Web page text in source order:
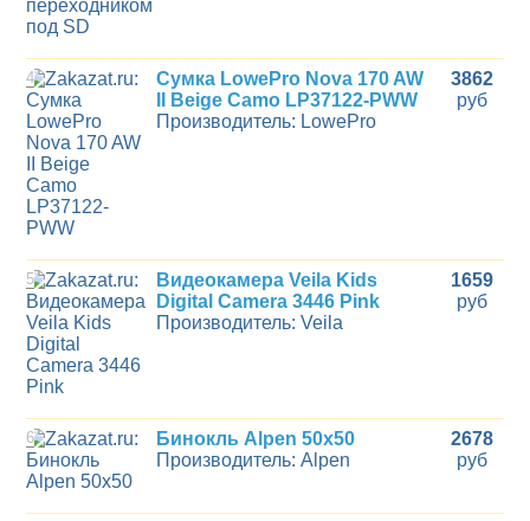
4
Сумка LowePro Nova 170 AW
II Beige Camo LP37122-PWW
Производитель: LowePro
3862
руб
5
Видеокамера Veila Kids
Digital Camera 3446 Pink
Производитель: Veila
1659
руб
6
Бинокль Alpen 50x50
Производитель: Alpen
2678
руб